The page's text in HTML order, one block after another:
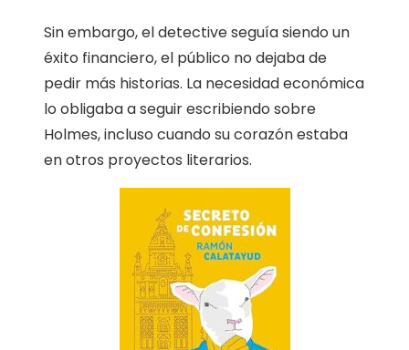
Sin embargo, el detective seguía siendo un
éxito financiero, el público no dejaba de
pedir más historias. La necesidad económica
lo obligaba a seguir escribiendo sobre
Holmes, incluso cuando su corazón estaba
en otros proyectos literarios.